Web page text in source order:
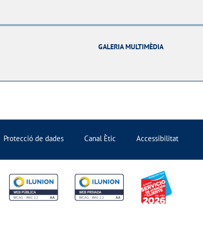
GALERIA MULTIMÈDIA
Protecció de dades Canal Ètic Accessibilitat